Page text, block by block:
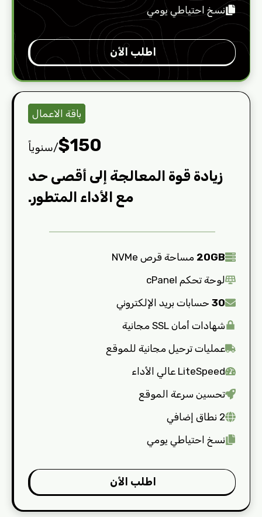
نسخ احتياطي يومي
اطلب الأن
باقة الاعمال
$150/سنوياً
زيادة قوة المعالجة إلى أقصى حد
مع الأداء المتطور.
20GB مساحة قرص NVMe
لوحة تحكم cPanel
30 حسابات بريد الإلكتروني
شهادات أمان SSL مجانية
عمليات ترحيل مجانية للموقع
LiteSpeed عالي الأداء
تحسين سرعة الموقع
2 نطاق إضافي
نسخ احتياطي يومي
اطلب الأن